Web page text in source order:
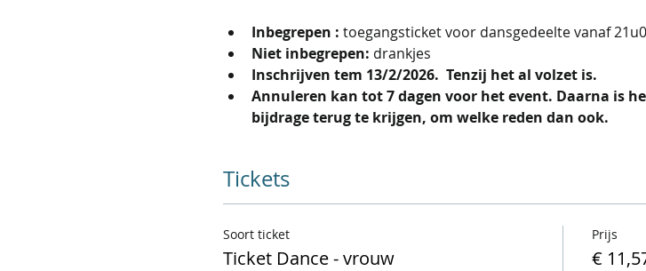
Inbegrepen : toegangsticket voor dansgedeelte vanaf
Niet inbegrepen: drankjes
Inschrijven tem 13/2/2026.  Tenzij het al volzet is.
Annuleren kan tot 7 dagen voor het event. Daarna is
bijdrage terug te krijgen, om welke reden dan ook.
Tickets
Soort ticket
Ticket Dance - vrouw
Prijs
€